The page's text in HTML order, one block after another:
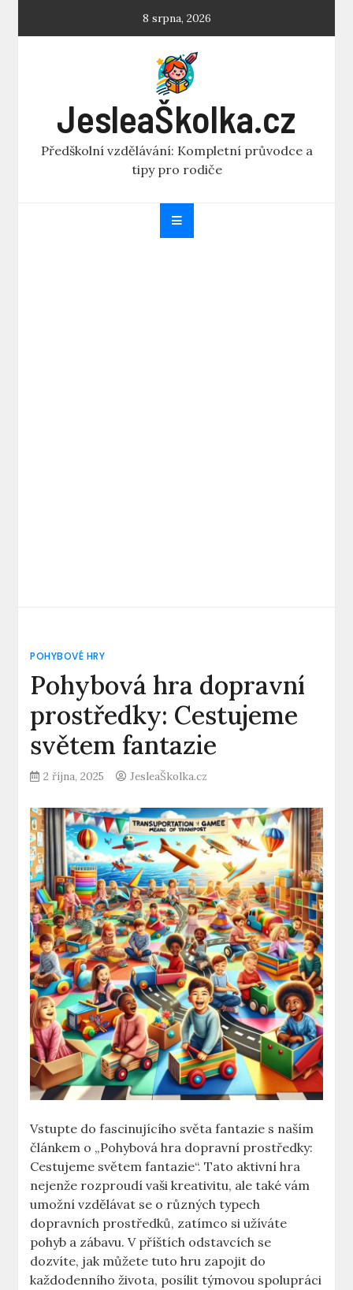
8 srpna, 2026
JesleaŠkolka.cz
Předškolní vzdělávání: Kompletní průvodce a
tipy pro rodiče
POHYBOVÉ HRY
Pohybová hra dopravní
prostředky: Cestujeme
světem fantazie
2 října, 2025 JesleaŠkolka.cz
Vstupte do fascinujícího světa fantazie s naším
článkem o „Pohybová hra dopravní prostředky:
Cestujeme světem fantazie“. Tato aktivní hra
nejenže rozproudí vaši kreativitu, ale také vám
umožní vzdělávat se o různých typech
dopravních prostředků, zatímco si užíváte
pohyb a zábavu. V příštích odstavcích se
dozvíte, jak můžete tuto hru zapojit do
každodenního života, posílit týmovou spolupráci